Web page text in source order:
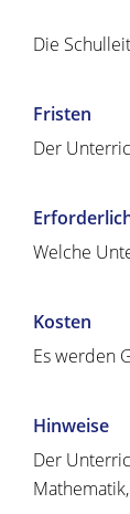
Die
Fristen
Der
Welche
Kosten
Es werden
Hinweise
Der